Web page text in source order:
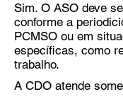
Sim. O ASO deve
conforme a
PCMSO ou em
específicas, como
trabalho.
A CDO atende